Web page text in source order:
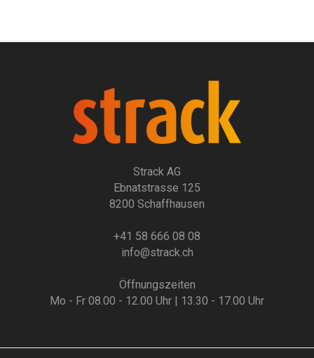
Strack AG
Ebnatstrasse 125
8200 Schaffhausen
+41 58 666 08 08
info@strack.ch
Öffnungszeiten
Mo - Fr 08.00 - 12.00 Uhr | 13.30 - 17.00 Uhr